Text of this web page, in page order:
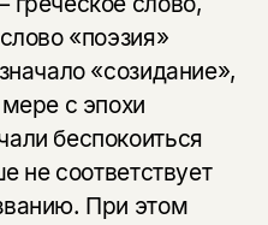
«поэзия»
«созидание»,
с эпохи
беспокоиться
не соответствует
При этом